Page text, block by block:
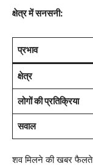
क्षेत्र में सनसनी:
प्रभाव
क्षेत्र
लोगों की प्रतिक्रिया
सवाल
शव मिलने की खबर फैलते